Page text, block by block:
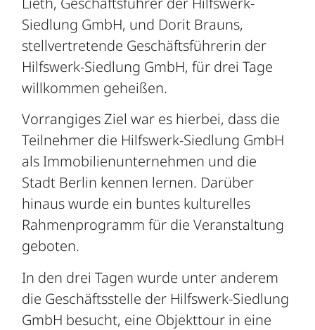
Siedlung GmbH, und Dorit Brauns,
stellvertretende Geschäftsführerin der
Hilfswerk-Siedlung GmbH, für drei Tage
willkommen geheißen.
Vorrangiges Ziel war es hierbei, dass die
Teilnehmer die Hilfswerk-Siedlung GmbH
als Immobilienunternehmen und die
Stadt Berlin kennen lernen. Darüber
hinaus wurde ein buntes kulturelles
Rahmenprogramm für die Veranstaltung
geboten.
In den drei Tagen wurde unter anderem
die Geschäftsstelle der Hilfswerk-Siedlung
GmbH besucht, eine Objekttour in eine